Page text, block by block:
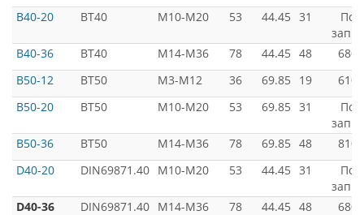
B40-20
BT40 M10-M20 53 44.45 31
Под
B40-36
BT40 M14-M36 78 44.45 48
6800
B50-12
BT50 M3-M12 36 69.85 19
6100
B50-20
BT50 M10-M20 53 69.85 31
Под
B50-36
BT50 M14-M36 78 69.85 48
8100
D40-20
DIN69871.40 M10-M20 53 44.45 31
Под
D40-36
DIN69871.40 M14-M36 78 44.45 48 6800